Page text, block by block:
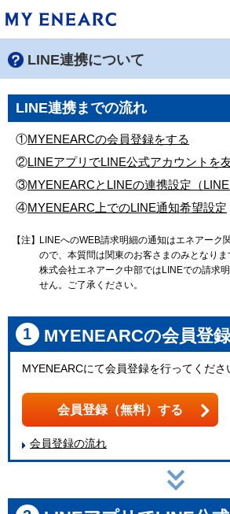
LINE連携について
LINE連携までの流れ
①MYENEARCの会員登録をする
②LINEアプリでLINE公式アカウントを
③MYENEARCとLINEの連携設定（LINE
④MYENEARC上でのLINE通知希望設定
LINEへのWEB請求明細の通知はエネアーク
ので、本質問は関東のお客さまのみとなりま
株式会社エネアーク中部ではLINEでの請求
せん。ご了承ください。
1 MYENEARCの会員登
MYENEARCにて会員登録を行ってくださ
会員登録（無料）する
会員登録の流れ